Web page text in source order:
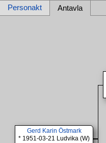
Personakt Antavla
Gerd Karin Östmark
* 1951-03-21 Ludvika (W)